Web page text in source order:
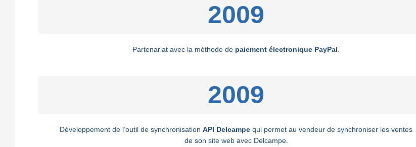
2009
Partenariat avec la méthode de paiement électronique PayPal
2009
Développement de l’outil de synchronisation API Delcampe qui permet au vendeur de synchroniser les ventes
de son site web avec Delcampe.